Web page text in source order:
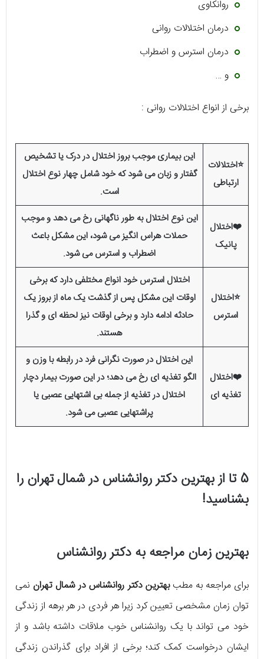
روانکاوی
درمان اختلالات روانی
درمان استرس و اضطراب
و …
برخی از انواع اختلالات روانی :
⭐اختلالات
ارتباطی
این بیماری موجب بروز اختلال در درک یا تشخیص
گفتار و زبان می شود که خود شامل چهار نوع اختلال
است.
❤️اختلال
پانیک
این نوع اختلال به طور ناگهانی رخ می دهد و موجب
حملات هراس انگیز می شود، این مشکل باعث
اضطراب و استرس می شود.
⭐اختلال
استرس
اختلال استرس خود انواع مختلفی دارد که برخی
اوقات این مشکل پس از گذشت یک ماه از بروز یک
حادثه ادامه دارد و برخی اوقات نیز لحظه ای و گذرا
هستند.
❤️اختلال
تغذیه ای
این اختلال در صورت نگرانی فرد در رابطه با وزن و
الگو تغذیه ای رخ می دهد؛ در این صورت بیمار دچار
اختلال در تغذیه از جمله بی اشتهایی عصبی یا
پراشتهایی عصبی می شود.
5 تا از بهترین دکتر روانشناس در شمال تهران را
بشناسید!
بهترین زمان مراجعه به دکتر روانشناس
برای مراجعه به مطببهترین دکتر روانشناس در شمال تهران نمی
توان زمان مشخصی تعیین کرد زیرا هر فردی در هر برهه از زندگی
خود می تواند با یک روانشناس خوب ملاقات داشته باشد و از
ایشان درخواست کمک کند؛ برخی از افراد برای گذراندن زندگی